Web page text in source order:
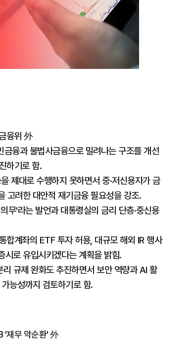
융위 外
융과 불법사금융으로 밀려나는 구조를 개선
하기로 함.
제대로 수행하지 못하면서 중·저신용자가 금
고려한 대안적 재기금융 필요성을 강조.
무'라는 발언과 대통령실의 금리 단층·중신용
합계좌의 ETF 투자 허용, 대규모 해외 IR 행사
시로 유입시키겠다는 계획을 밝힘.
규제 완화도 추진하면서 보안 역량과 AI 활
능성까지 검토하기로 함.
'재무 악순환' 外